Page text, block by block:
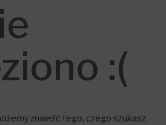
:(
znaleźć tego, czego szukasz.